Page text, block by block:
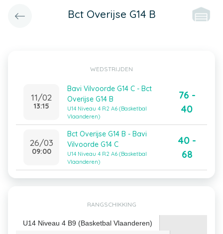
Bct Overijse G14 B
WEDSTRIJDEN
11/02
13:15
Bavi Vilvoorde G14 C - Bct
Overijse G14 B
U14 Niveau 4 R2 A6 (Basketbal
Vlaanderen)
76 -
40
26/03
09:00
Bct Overijse G14 B - Bavi
Vilvoorde G14 C
U14 Niveau 4 R2 A6 (Basketbal
Vlaanderen)
40 -
68
RANGSCHIKKING
U14 Niveau 4 B9 (Basketbal Vlaanderen)